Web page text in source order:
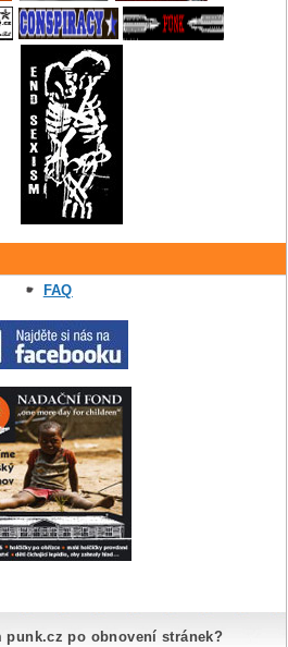
FAQ
punk.cz po obnovení stránek?